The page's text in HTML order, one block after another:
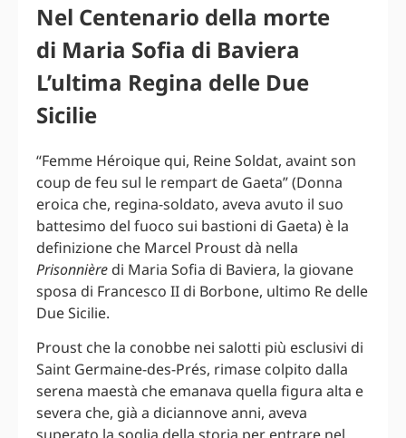
Nel Centenario della morte
di Maria Sofia di Baviera
L’ultima Regina delle Due
Sicilie
“Femme Héroique qui, Reine Soldat, avaint son
coup de feu sul le rempart de Gaeta” (Donna
eroica che, regina-soldato, aveva avuto il suo
battesimo del fuoco sui bastioni di Gaeta) è la
definizione che Marcel Proust dà nella
Prisonnière di Maria Sofia di Baviera, la giovane
sposa di Francesco II di Borbone, ultimo Re delle
Due Sicilie.
Proust che la conobbe nei salotti più esclusivi di
Saint Germaine-des-Prés, rimase colpito dalla
serena maestà che emanava quella figura alta e
severa che, già a diciannove anni, aveva